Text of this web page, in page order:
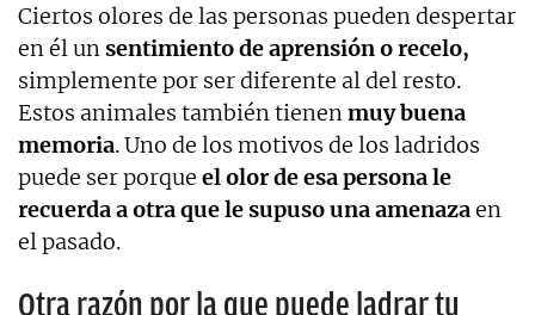
Ciertos olores de las personas pueden despertar
en él un sentimiento de aprensión o recelo,
simplemente por ser diferente al del resto.
Estos animales también tienen muy buena
memoria. Uno de los motivos de los ladridos
puede ser porque el olor de esa persona le
recuerda a otra que le supuso una amenazaen
el pasado.
Otra razón por la que puede ladrar tu